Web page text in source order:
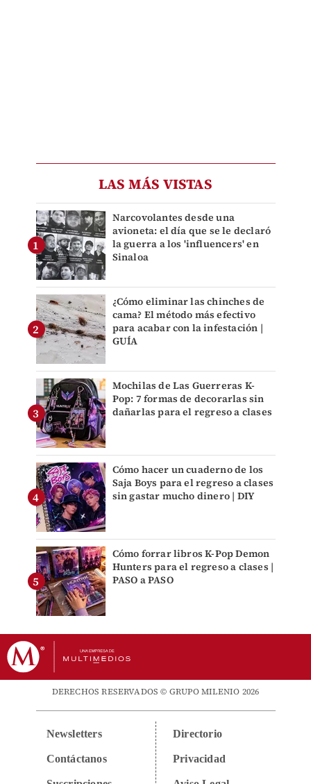
LAS MÁS VISTAS
Narcovolantes desde una
avioneta: el día que se le declaró
la guerra a los 'influencers' en
Sinaloa
¿Cómo eliminar las chinches de
cama? El método más efectivo
para acabar con la infestación |
GUÍA
Mochilas de Las Guerreras K-
Pop: 7 formas de decorarlas sin
dañarlas para el regreso a clases
Cómo hacer un cuaderno de los
Saja Boys para el regreso a clases
sin gastar mucho dinero | DIY
Cómo forrar libros K-Pop Demon
Hunters para el regreso a clases |
PASO a PASO
DERECHOS RESERVADOS © GRUPO MILENIO 2026
Newsletters
Contáctanos
Directorio
Privacidad